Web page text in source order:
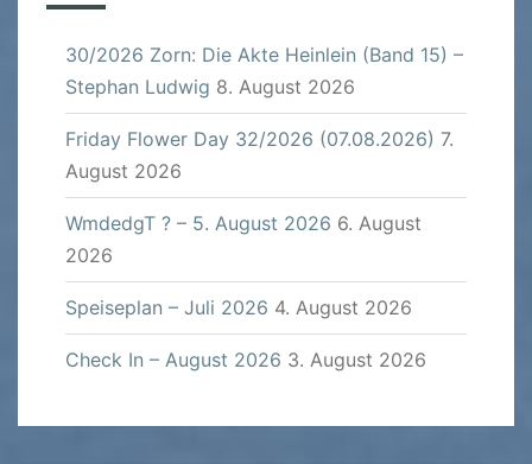
30/2026 Zorn: Die Akte Heinlein (Band 15) –
Stephan Ludwig 8. August 2026
Friday Flower Day 32/2026 (07.08.2026) 7.
August 2026
WmdedgT ? – 5. August 2026 6. August
2026
Speiseplan – Juli 2026 4. August 2026
Check In – August 2026 3. August 2026